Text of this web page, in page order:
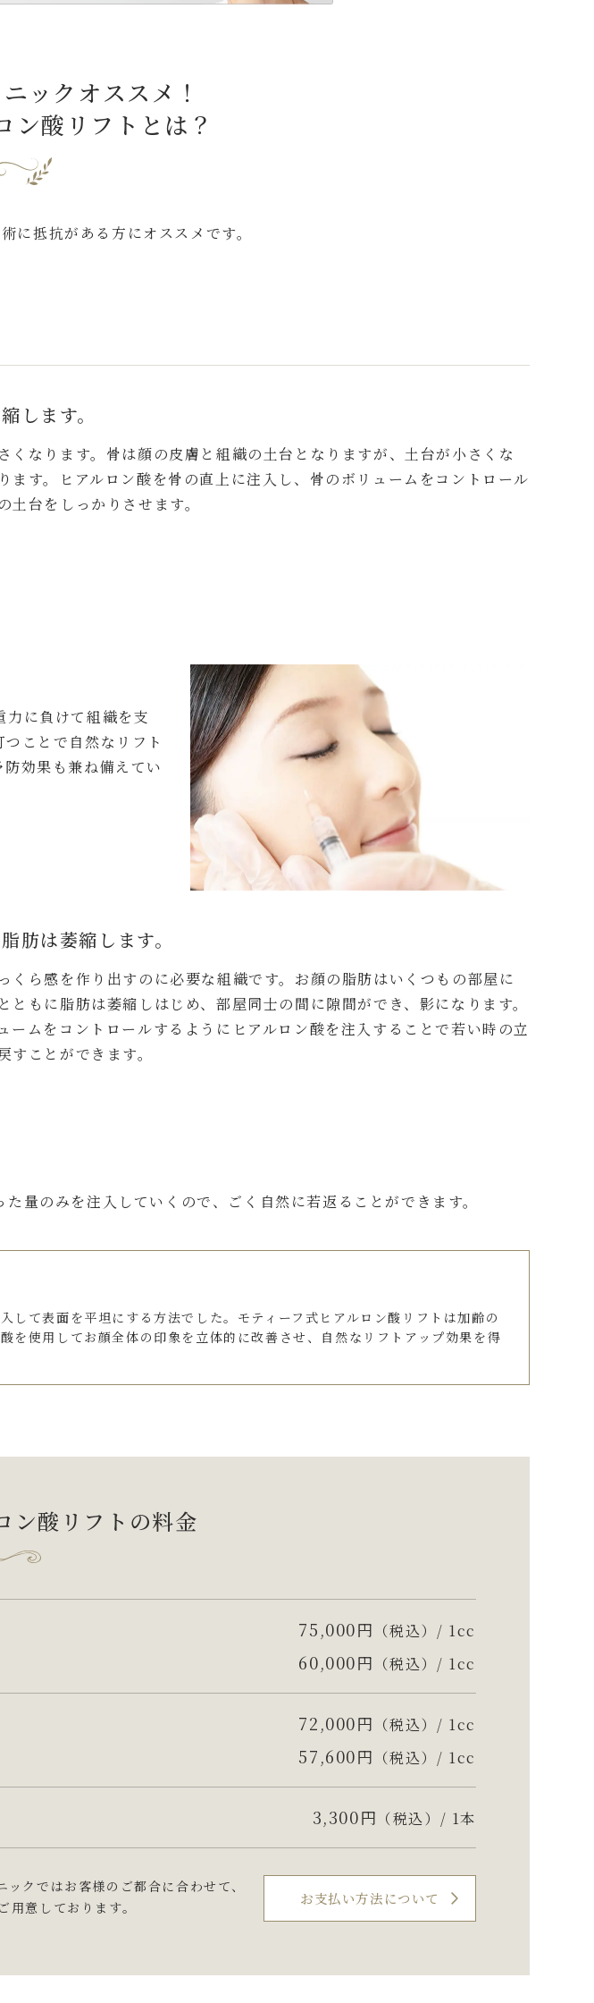
ック オススメ！
ン酸リフト とは？
に抵抗がある方にオススメです。
します。
くなります。骨は顔の皮膚と組織の土台となりますが、土台が小さくな
ます。ヒアルロン酸を骨の直上に注入し、骨のボリュームをコントロール
台をしっかりさせます。
に負けて組織を支
ことで自然なリフト
効果も兼ね備えてい
肪は萎縮します。
くら感を作り出すのに必要な組織です。お顔の脂肪はいくつもの部屋に
ともに脂肪は萎縮しはじめ、部屋同士の間に隙間ができ、影になります。
ームをコントロールするようにヒアルロン酸を注入することで若い時の立
すことができます。
量のみを注入していくので、ごく自然に若返ることができます。
て表面を平坦にする方法でした。モティーフ式ヒアルロン酸リフトは加齢の
使用してお顔全体の印象を立体的に改善させ、自然なリフトアップ効果を得
ン酸リフト の料金
75,000円 （税込）/ 1cc
60,000円 （税込）/ 1cc
72,000円 （税込）/ 1cc
57,600円 （税込）/ 1cc
3,300円 （税込）/ 1本
ックではお客様のご都合に合わせて、
用意しております。
お支払い方法について